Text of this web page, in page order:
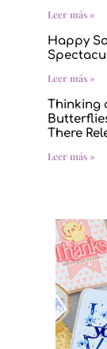
Leer más »
Happy
Leer más »
Thinking
There
Leer más »